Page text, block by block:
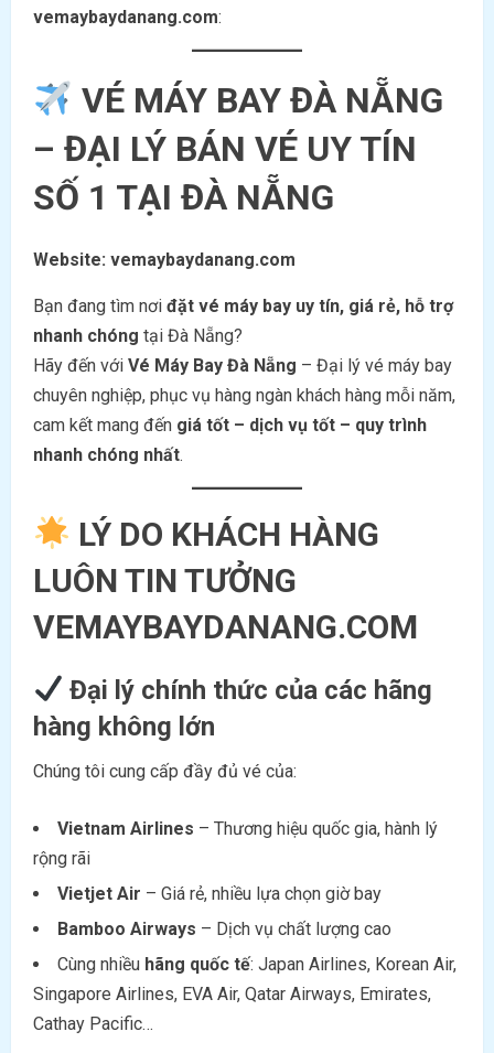
vemaybaydanang.com:
VÉ MÁY BAY ĐÀ NẴNG
– ĐẠI LÝ BÁN VÉ UY TÍN
SỐ 1 TẠI ĐÀ NẴNG
Website: vemaybaydanang.com
Bạn đang tìm nơi đặt vé máy bay uy tín, giá rẻ, hỗ trợ
nhanh chóng tại Đà Nẵng?
Hãy đến với Vé Máy Bay Đà Nẵng – Đại lý vé máy bay
chuyên nghiệp, phục vụ hàng ngàn khách hàng mỗi năm,
cam kết mang đến giá tốt – dịch vụ tốt – quy trình
nhanh chóng nhất.
LÝ DO KHÁCH HÀNG
LUÔN TIN TƯỞNG
VEMAYBAYDANANG.COM
Đại lý chính thức của các hãng
hàng không lớn
Chúng tôi cung cấp đầy đủ vé của:
Vietnam Airlines – Thương hiệu quốc gia, hành lý
rộng rãi
Vietjet Air – Giá rẻ, nhiều lựa chọn giờ bay
Bamboo Airways – Dịch vụ chất lượng cao
Cùng nhiều hãng quốc tế: Japan Airlines, Korean Air,
Singapore Airlines, EVA Air, Qatar Airways, Emirates,
Cathay Pacific…